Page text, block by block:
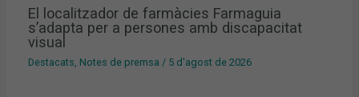
El localitzador de farmàcies Farmaguia
s’adapta per a persones amb discapacitat
visual
Destacats, Notes de premsa / 5 d'agost de 2026